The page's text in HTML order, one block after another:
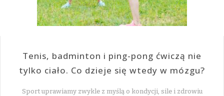
Tenis, badminton i ping-pong ćwiczą nie
tylko ciało. Co dzieje się wtedy w mózgu?
Sport uprawiamy zwykle z myślą o kondycji, sile i zdrowiu